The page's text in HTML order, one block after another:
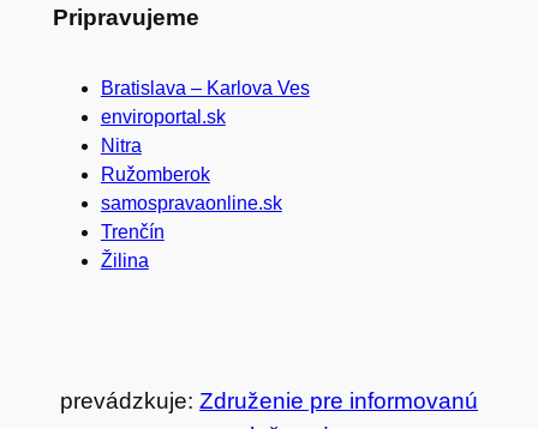
Pripravujeme
Bratislava – Karlova Ves
enviroportal.sk
Nitra
Ružomberok
samospravaonline.sk
Trenčín
Žilina
prevádzkuje: Združenie pre informovanú